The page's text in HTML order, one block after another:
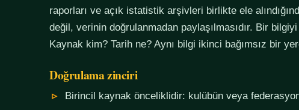
raporları ve açık istatistik arşivleri birlikte ele
değil, verinin doğrulanmadan paylaşılmasıdır. Bir
Kaynak kim? Tarih ne? Aynı bilgi ikinci bağımsız bir
Doğrulama zinciri
Birincil kaynak önceliklidir: kulübün veya